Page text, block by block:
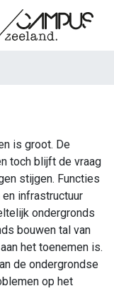
is groot. De
toch blijft de vraag
stijgen. Functies
infrastructuur
ondergronds
bouwen tal van
het toenemen is.
de ondergrondse
op het